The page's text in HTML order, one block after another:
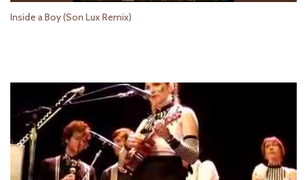
Inside a Boy (Son Lux Remix)